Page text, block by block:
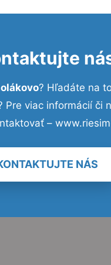
? Hľadáte na
Pre viac informácií či
–
NÁS